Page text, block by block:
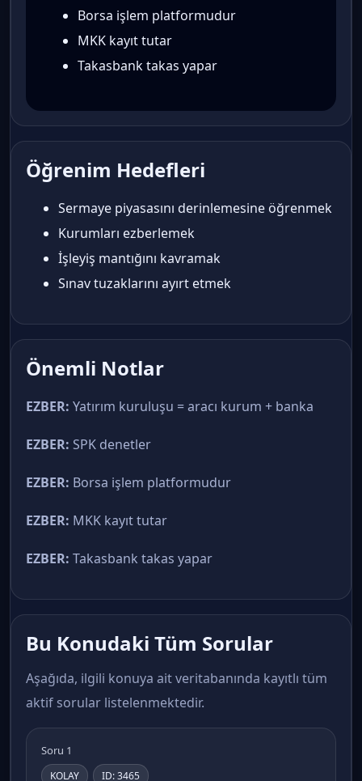
Borsa işlem platformudur
MKK kayıt tutar
Takasbank takas yapar
Öğrenim Hedefleri
Sermaye piyasasını derinlemesine öğrenmek
Kurumları ezberlemek
İşleyiş mantığını kavramak
Sınav tuzaklarını ayırt etmek
Önemli Notlar
EZBER: Yatırım kuruluşu = aracı kurum + banka
EZBER: SPK denetler
EZBER: Borsa işlem platformudur
EZBER: MKK kayıt tutar
EZBER: Takasbank takas yapar
Bu Konudaki Tüm Sorular
Aşağıda, ilgili konuya ait veritabanında kayıtlı tüm
aktif sorular listelenmektedir.
Soru 1
KOLAY ID: 3465